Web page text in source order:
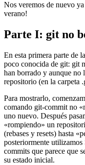
Nos veremos de nuevo
verano!
Parte I: git no
En esta primera parte de
poco conocida de git: git
han borrado y aunque no
repositorio (en la carpeta
Para mostrarlo,
comando git-commit no
uno nuevo. Después
«rompiendo» un
(rebases y resets) hasta
posteriormente
commits que parece que
su estado inicial.